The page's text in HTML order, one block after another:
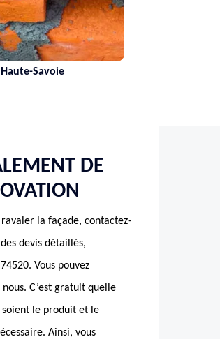
DE
la façade, contactez-
devis détaillés,
Vous pouvez
C’est gratuit quelle
soient le produit et le
Ainsi, vous